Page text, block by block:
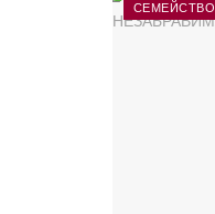
СЕМЕЙСТВО